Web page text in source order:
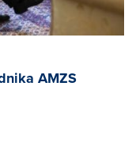
AMZS